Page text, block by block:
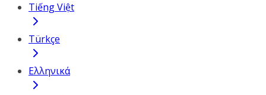
Tiếng Việt
Türkçe
Ελληνικά